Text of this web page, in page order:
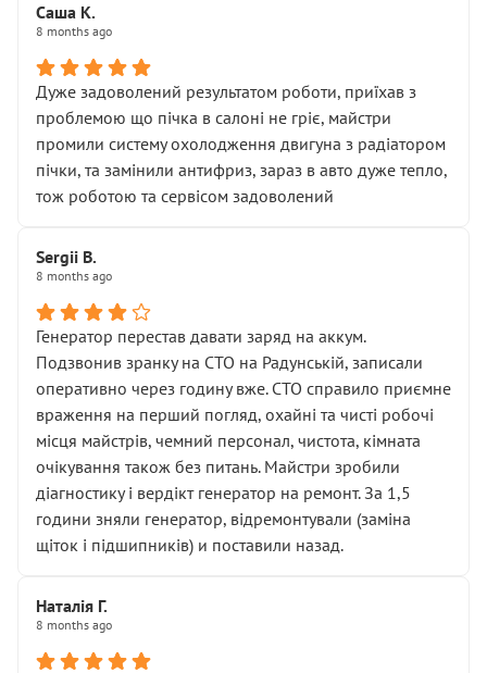
Саша К.
8 months ago
Дуже задоволений результатом роботи, приїхав з
проблемою що пічка в салоні не гріє, майстри
промили систему охолодження двигуна з радіатором
пічки, та замінили антифриз, зараз в авто дуже тепло,
тож роботою та сервісом задоволений
Sergii B.
8 months ago
Генератор перестав давати заряд на аккум.
Подзвонив зранку на СТО на Радунській, записали
оперативно через годину вже. СТО справило приємне
враження на перший погляд, охайні та чисті робочі
місця майстрів, чемний персонал, чистота, кімната
очікування також без питань. Майстри зробили
діагностику і вердікт генератор на ремонт. За 1,5
години зняли генератор, відремонтували (заміна
щіток і підшипників) и поставили назад.
Наталія Г.
8 months ago